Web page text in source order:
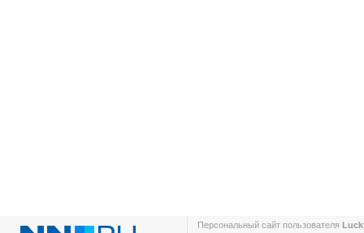
Персональный сайт пользователя